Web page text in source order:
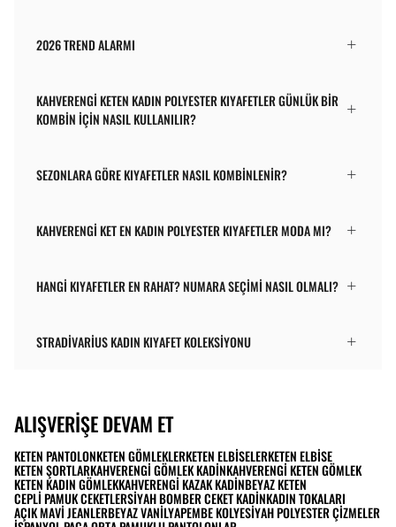
2026 TREND ALARMI
KAHVERENGI KETEN KADIN POLYESTER KIYAFETLER GÜNLÜK BIR
KOMBIN IÇIN NASIL KULLANILIR?
SEZONLARA GÖRE KIYAFETLER NASIL KOMBINLENIR?
KAHVERENGI KET EN KADIN POLYESTER KIYAFETLER MODA MI?
HANGI KIYAFETLER EN RAHAT? NUMARA SEÇIMI NASIL OLMALI?
STRADIVARIUS KADIN KIYAFET KOLEKSIYONU
ALIŞVERIŞE DEVAM ET
KETEN PANTOLONKETEN GÖMLEKLERKETEN ELBISELERKETEN ELBISE
KETEN ŞORTLARKAHVERENGI GÖMLEK KADINKAHVERENGI KETEN GÖMLEK
KETEN KADIN GÖMLEKKAHVERENGI KAZAK KADINBEYAZ KETEN
CEPLI PAMUK CEKETLERSIYAH BOMBER CEKET KADINKADIN TOKALARI
AÇIK MAVI JEANLERBEYAZ VANILYAPEMBE KOLYESIYAH POLYESTER ÇIZMELER